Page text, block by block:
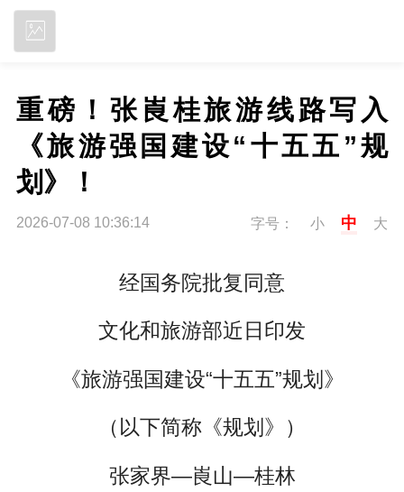
重磅！张崀桂旅游线路写入
《旅游强国建设“十五五”规
划》！
2026-07-08 10:36:14 字号： 小 中 大
经国务院批复同意
文化和旅游部近日印发
《旅游强国建设“十五五”规划》
（以下简称《规划》）
张家界—崀山—桂林